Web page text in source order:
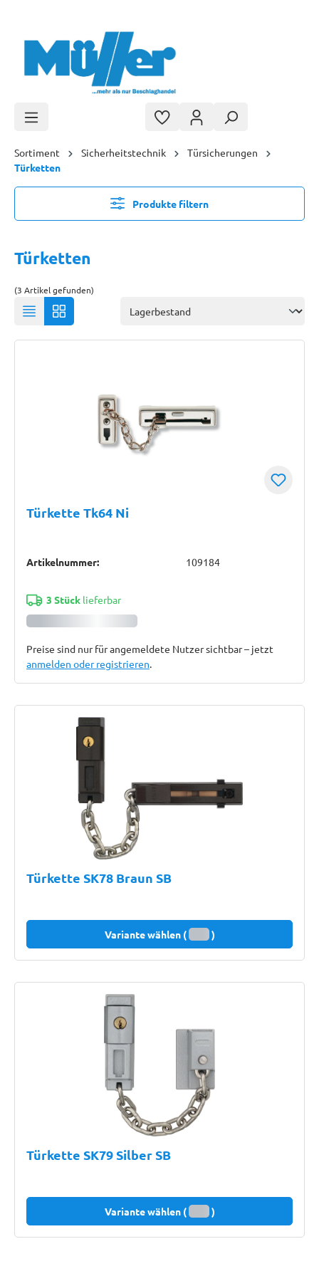
Sortiment Sicherheitstechnik
Türsicherungen
Türketten
Produkte filtern
Türketten
(3 Artikel gefunden)
Türkette Tk64 Ni
Artikelnummer: 109184
3 Stücklieferbar
Preise sind nur für angemeldete Nutzer sichtbar – jetzt
anmelden oder registrieren.
Türkette SK78 Braun SB
Variante wählen ( )
Türkette SK79 Silber SB
Variante wählen ( )